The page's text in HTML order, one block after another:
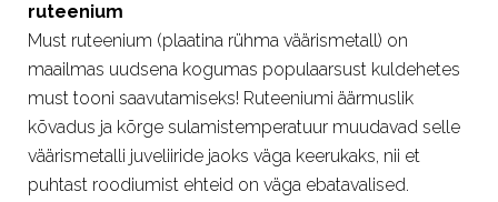
ruteenium
Must ruteenium (plaatina rühma väärismetall) on
maailmas uudsena kogumas populaarsust kuldehetes
must tooni saavutamiseks! Ruteeniumi äärmuslik
kõvadus ja kõrge sulamistemperatuur muudavad selle
väärismetalli juveliiride jaoks väga keerukaks, nii et
puhtast roodiumist ehteid on väga ebatavalised.